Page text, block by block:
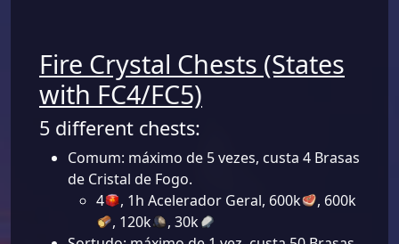
Fire Crystal Chests (States
with FC4/FC5)
5 different chests:
Comum: máximo de 5 vezes, custa 4 Brasas
de Cristal de Fogo.
4
, 1h Acelerador Geral, 600k
, 600k
, 120k
, 30k